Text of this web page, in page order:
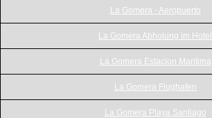
La Gomera - Aeropuerto
La Gomera Abholung im Hotel
La Gomera Estacion Maritima
La Gomera Flughafen
La Gomera Playa Santiago